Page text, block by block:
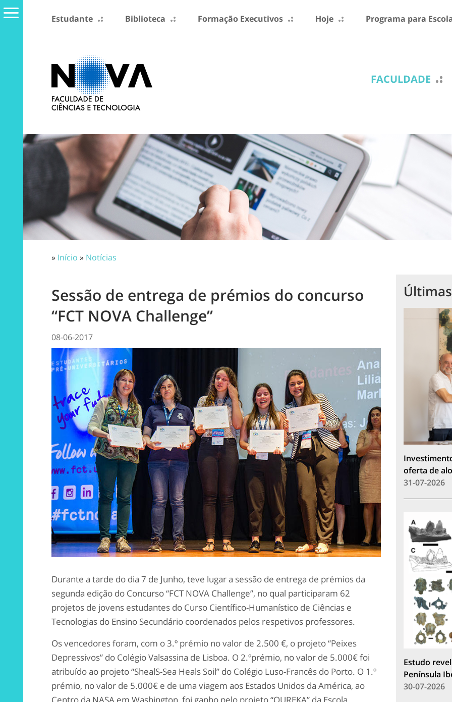
Estudante Biblioteca Formação Executivos Hoje Programa para
FACULDADE
» Início » Notícias
Sessão de entrega de prémios do concurso
“FCT NOVA Challenge”
08-06-2017
Durante a tarde do dia 7 de Junho, teve lugar a sessão de entrega de prémios da
segunda edição do Concurso “FCT NOVA Challenge”, no qual participaram 62
projetos de jovens estudantes do Curso Científico-Humanístico de Ciências e
Tecnologias do Ensino Secundário coordenados pelos respetivos professores.
Os vencedores foram, com o 3.º prémio no valor de 2.500 €, o projeto “Peixes
Depressivos” do Colégio Valsassina de Lisboa. O 2.ºprémio, no valor de 5.000€ foi
atribuído ao projeto “ShealS-Sea Heals Soil” do Colégio Luso-Francês do Porto. O 1.º
prémio, no valor de 5.000€ e de uma viagem aos Estados Unidos da América, ao
oferta de
31-07-2026
Estudo
Península
30-07-2026